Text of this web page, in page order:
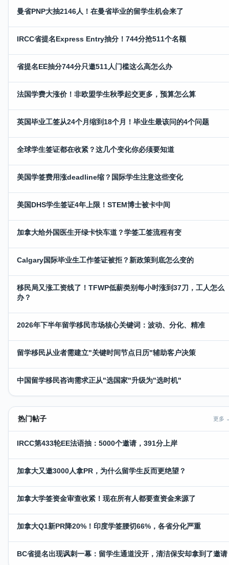
曼省PNP大抽2146人！在曼省毕业的留学生机会来了
IRCC省提名Express Entry抽分！744分抢511个名额
省提名EE抽分744分只邀511人门槛这么高怎么办
法国学费大涨价！非欧盟学生秋季起交更多，预算怎么算
英国毕业工签从24个月缩到18个月！毕业生最该问的4个问题
全球学生签证都在收紧？这几个变化你必须要知道
美国学签费用涨deadline缩？国际学生注意这些变化
美国DHS学生签证4年上限！STEM博士被卡中间
加拿大给外国医生开绿卡快车道？学签工签流程有变
Calgary国际毕业生工作签证被拒？新政策到底怎么变的
移民局又涨工资线了！TFWP低薪类别每小时涨到37刀，工人怎么
办？
2026年下半年留学移民市场核心关键词：波动、分化、精准
留学移民从业者需建立"关键时间节点日历"辅助客户决策
中国留学移民咨询需求正从"选国家"升级为"选时机"
热门帖子 更多
IRCC第433轮EE法语抽：5000个邀请，391分上岸
加拿大又邀3000人拿PR，为什么留学生反而更绝望？
加拿大学签资金审查收紧！现在所有人都要查资金来源了
加拿大Q1新PR降20%！印度学签腰切66%，各省分化严重
BC省提名出现讽刺一幕：留学生通道没开，清洁保安却拿到了邀请